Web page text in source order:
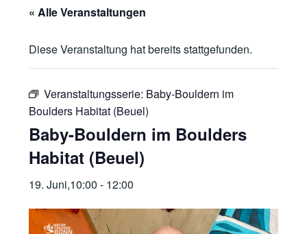
« Alle Veranstaltungen
Diese Veranstaltung hat bereits stattgefunden.
Veranstaltungsserie: Baby-Bouldern im
Boulders Habitat (Beuel)
Baby-Bouldern im Boulders
Habitat (Beuel)
19. Juni,10:00 - 12:00